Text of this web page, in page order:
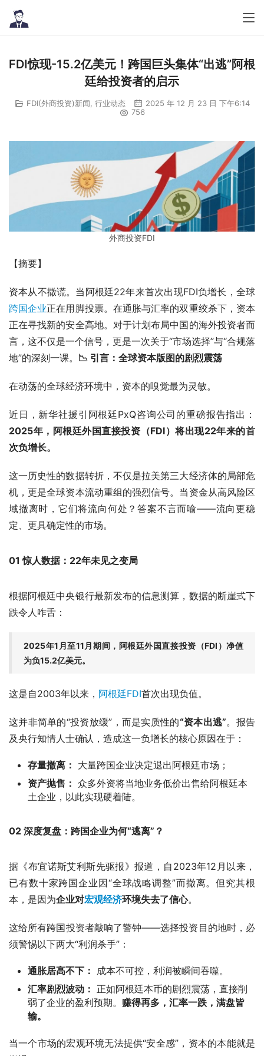
FDI惊现-15.2亿美元！跨国巨头集体“出逃”阿根
廷给投资者的启示
FDI(外商投资)新闻 行业动态
2025 年 12 月 23 日 下午6:14
756
外商投资FDI
【摘要】
资本从不撒谎。当阿根廷22年来首次出现FDI负增长，全球
跨国企业正在用脚投票。在通胀与汇率的双重绞杀下，资本
正在寻找新的安全高地。对于计划布局中国的海外投资者而
言，这不仅是一个信号，更是一次关于“市场选择”与“合规落
地”的深刻一课。 📉 引言：全球资本版图的剧烈震荡
在动荡的全球经济环境中，资本的嗅觉最为灵敏。
近日，新华社援引阿根廷PxQ咨询公司的重磅报告指出：
2025年，阿根廷外国直接投资（FDI）将出现22年来的首
次负增长。
这一历史性的数据转折，不仅是拉美第三大经济体的局部危
机，更是全球资本流动重组的强烈信号。当资金从高风险区
域撤离时，它们将流向何处？答案不言而喻——流向更稳
定、更具确定性的市场。
01 惊人数据：22年未见之变局
根据阿根廷中央银行最新发布的信息测算，数据的断崖式下
跌令人咋舌：
2025年1月至11月期间，阿根廷外国直接投资（FDI）净值
为负15.2亿美元。
这是自2003年以来， 阿根廷FDI首次出现负值。
这并非简单的“投资放缓”，而是实质性的“资本出逃”。报告
及央行知情人士确认，造成这一负增长的核心原因在于：
存量撤离： 大量跨国企业决定退出阿根廷市场；
资产抛售： 众多外资将当地业务低价出售给阿根廷本
土企业，以此实现硬着陆。
02 深度复盘：跨国企业为何“逃离”？
据《布宜诺斯艾利斯先驱报》报道，自2023年12月以来，
已有数十家跨国企业因“全球战略调整”而撤离。但究其根
本，是因为企业对宏观经济环境失去了信心。
这给所有跨国投资者敲响了警钟——选择投资目的地时，必
须警惕以下两大“利润杀手”：
通胀居高不下：
成本不可控，利润被瞬间吞噬。
汇率剧烈波动： 正如阿根廷本币的剧烈震荡，直接削
弱了企业的盈利预期。 赚得再多，汇率一跌，满盘皆
输。
当一个市场的宏观环境无法提供“安全感”，资本的本能就是